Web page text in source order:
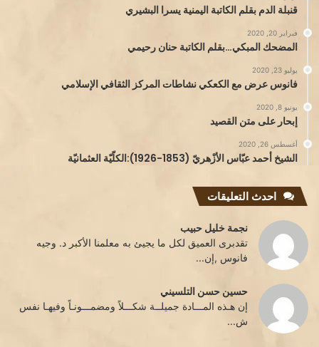
قنبلة الدم بقلم الكاتبة اليمنية يسرا البشيري
فبراير 20, 2020
المضحك المبكي…بقلم الكاتبة حنان رحيمي
يوليو 23, 2020
فانوس عرض مع الكعكي نشاطات المركز الثقافي الإسلامي
يونيو 8, 2020
إبحار على متن القصيد
أغسطس 26, 2020
الشيخ أحمد عبّاس الأزْهريّ (1853-1926):الكلّيّة العثمانيّة
احدث التعليقات
نجمة خليل حبيب
تقدبرى العميق لكل ما يجيئ به معلمنا الأكبر د. وجيه
فانوس ,إن...
حسين حسن التلسيني
إن هـذه المـــادة جميلــة شكـــلاً ومضمـــونـاً وفيهـا نفس
ش...